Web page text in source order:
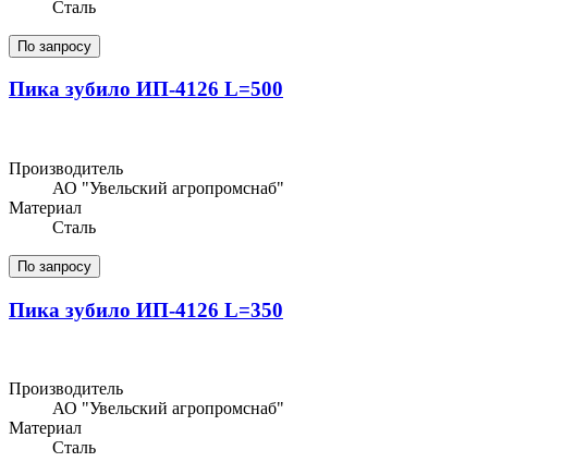
Сталь
По запросу
Пика зубило ИП-4126 L=500
Производитель
АО "Увельский агропромснаб"
Материал
Сталь
По запросу
Пика зубило ИП-4126 L=350
Производитель
АО "Увельский агропромснаб"
Материал
Сталь